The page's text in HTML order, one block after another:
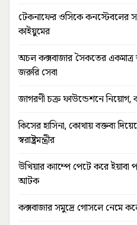
টেকনাফের ওসিকে কনস্টেবলের
কাইয়ুমের
অচল কক্সবাজার সৈকতের একমাত্র
জরুরি সেবা
জাগরণী চক্র ফাউন্ডেশনে নিয়োগ,
কিসের হাসিনা, কোথায় বক্তব্য
স্বরাষ্ট্রমন্ত্রীর
উখিয়ার ক্যাম্পে পেটে করে ইয়াবা
আটক
কক্সবাজার সমুদ্রে গোসলে নেমে